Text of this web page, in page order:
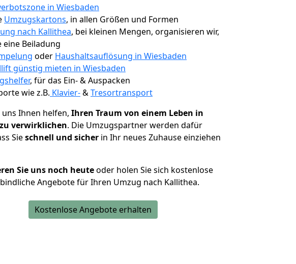
in Wiesbaden
Umzugskartons, in allen Größen und Formen
nach Kallithea, bei kleinen Mengen, organisieren wir,
eine Beiladung
oder Haushaltsauflösung in Wiesbaden
günstig mieten in Wiesbaden
, für das Ein- & Auspacken
wie z.B. Klavier-&Tresortransport
uns Ihnen helfen, Ihren Traum von einem Leben in
verwirklichen. Die Umzugspartner werden dafür
Sieschnell und sicher in Ihr neues Zuhause einziehen
Sie uns noch heuteoder holen Sie sich kostenlose
Angebote für Ihren Umzug nach Kallithea.
Kostenlose Angebote erhalten